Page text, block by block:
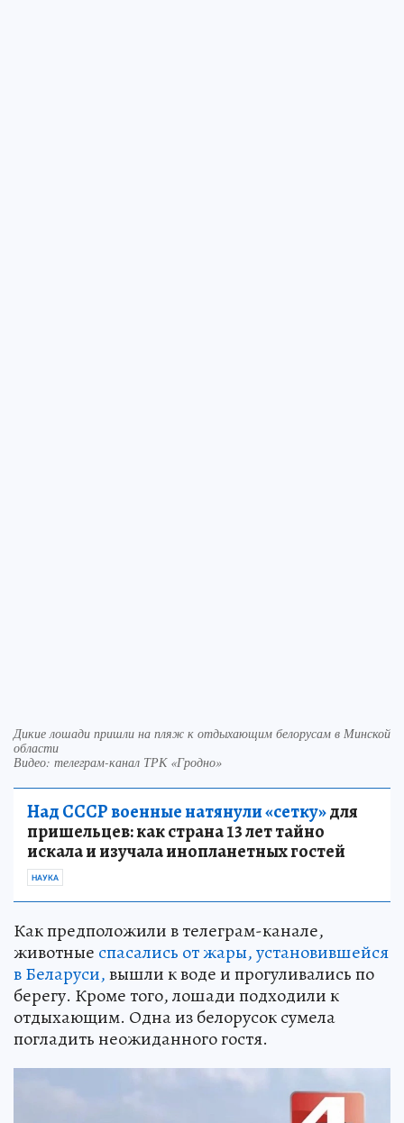
Дикие лошади пришли на пляж к отдыхающим белорусам в Минской
области
Видео: телеграм-канал ТРК «Гродно»
Над СССР военные натянули «сетку»для
пришельцев: как страна 13 лет тайно
искала и изучала инопланетных гостей
НАУКА
Как предположили в телеграм-канале,
животные спасались от жары, установившейся
в Беларуси,вышли к воде и прогуливались по
берегу. Кроме того, лошади подходили к
отдыхающим. Одна из белорусок сумела
погладить неожиданного гостя.